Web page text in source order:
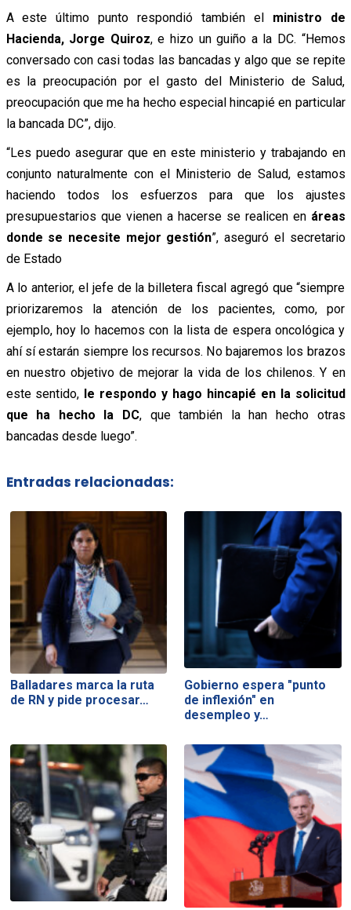
A este último punto respondió también el ministro de
Hacienda, Jorge Quiroz, e hizo un guiño a la DC. “Hemos
conversado con casi todas las bancadas y algo que se repite
es la preocupación por el gasto del Ministerio de Salud,
preocupación que me ha hecho especial hincapié en particular
la bancada DC”, dijo.
“Les puedo asegurar que en este ministerio y trabajando en
conjunto naturalmente con el Ministerio de Salud, estamos
haciendo todos los esfuerzos para que los ajustes
presupuestarios que vienen a hacerse se realicen enáreas
donde se necesite mejor gestión”, aseguró el secretario
de Estado
A lo anterior, el jefe de la billetera fiscal agregó que “siempre
priorizaremos la atención de los pacientes, como, por
ejemplo, hoy lo hacemos con la lista de espera oncológica y
ahí sí estarán siempre los recursos. No bajaremos los brazos
en nuestro objetivo de mejorar la vida de los chilenos. Y en
este sentido, le respondo y hago hincapié en la solicitud
que ha hecho la DC, que también la han hecho otras
bancadas desde luego”.
Entradas relacionadas:
Balladares marca la ruta
de RN y pide procesar…
Gobierno espera "punto
de inflexión" en
desempleo y…